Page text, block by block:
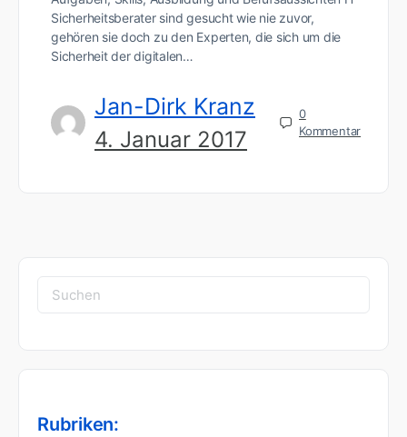
Sicherheitsberater sind gesucht wie nie zuvor,
gehören sie doch zu den Experten, die sich um die
Sicherheit der digitalen…
Jan-Dirk Kranz
4. Januar 2017
0
Kommentar
Suchen
nach:
Rubriken: